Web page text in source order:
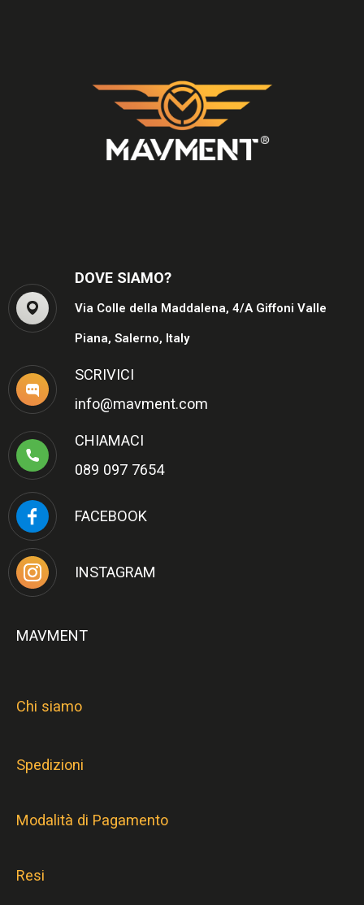
DOVE SIAMO?
Via Colle della Maddalena, 4/A Giffoni Valle
Piana, Salerno, Italy
SCRIVICI
info@mavment.com
CHIAMACI
089 097 7654
FACEBOOK
INSTAGRAM
MAVMENT
Chi siamo
Spedizioni
Modalità di Pagamento
Resi